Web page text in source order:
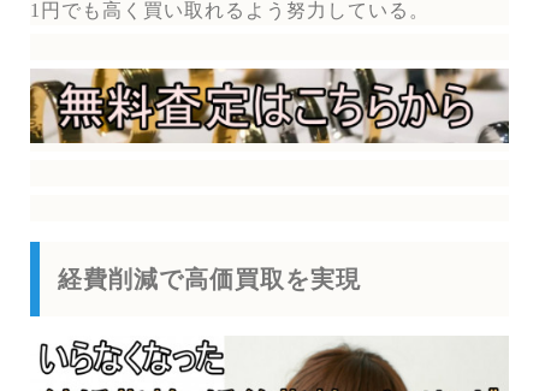
1円でも高く買い取れるよう努力している。
経費削減で高価買取を実現